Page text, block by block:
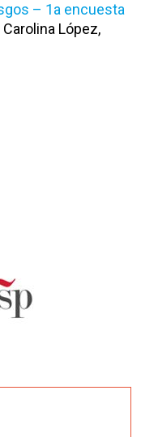
– 1a encuesta
Carolina López,